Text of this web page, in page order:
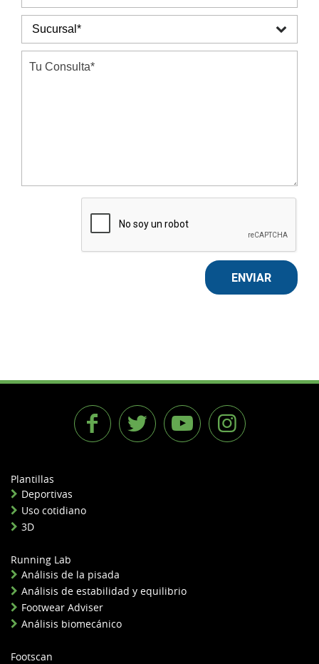
ENVIAR
Plantillas
Deportivas
Uso cotidiano
3D
Running Lab
Análisis de la pisada
Análisis de estabilidad y equilibrio
Footwear Adviser
Análisis biomecánico
Footscan